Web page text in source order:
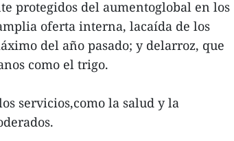
protegidos del aumentoglobal en los
oferta interna, lacaída de los
del año pasado; y delarroz, que
como el trigo.
servicios,como la salud y la